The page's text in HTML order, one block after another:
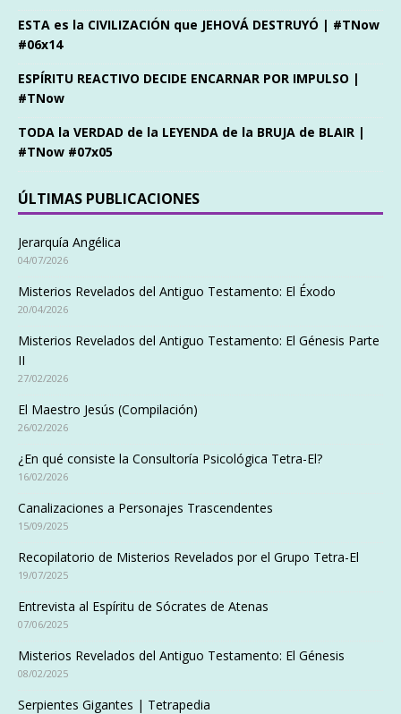
ESTA es la CIVILIZACIÓN que JEHOVÁ DESTRUYÓ | #TNow
#06x14
ESPÍRITU REACTIVO DECIDE ENCARNAR POR IMPULSO |
#TNow
TODA la VERDAD de la LEYENDA de la BRUJA de BLAIR |
#TNow #07x05
ÚLTIMAS PUBLICACIONES
Jerarquía Angélica
04/07/2026
Misterios Revelados del Antiguo Testamento: El Éxodo
20/04/2026
Misterios Revelados del Antiguo Testamento: El Génesis Parte
II
27/02/2026
El Maestro Jesús (Compilación)
26/02/2026
¿En qué consiste la Consultoría Psicológica Tetra-El?
16/02/2026
Canalizaciones a Personajes Trascendentes
15/09/2025
Recopilatorio de Misterios Revelados por el Grupo Tetra-El
19/07/2025
Entrevista al Espíritu de Sócrates de Atenas
07/06/2025
Misterios Revelados del Antiguo Testamento: El Génesis
08/02/2025
Serpientes Gigantes | Tetrapedia